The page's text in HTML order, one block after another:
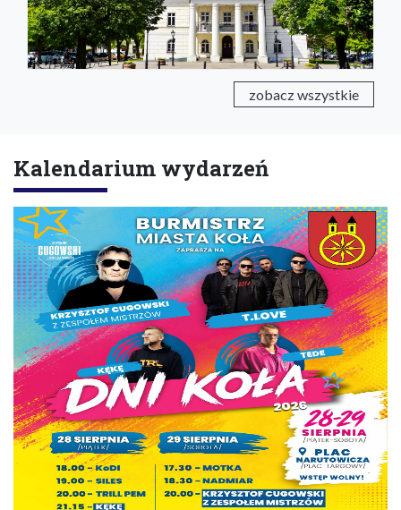
zobacz wszystkie
Kalendarium wydarzeń